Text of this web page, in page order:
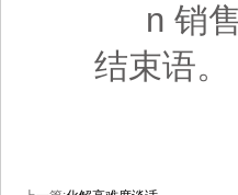
n 销
结束语。